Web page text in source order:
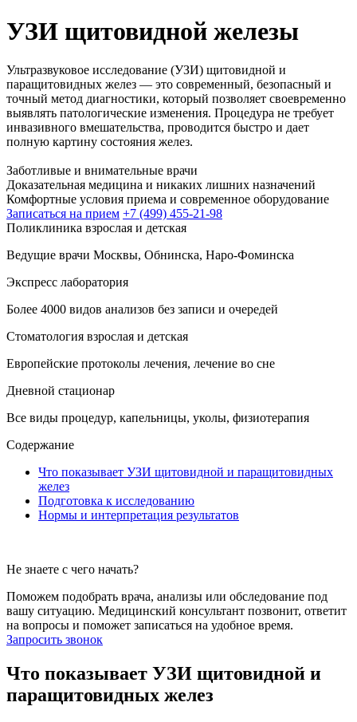
УЗИ щитовидной железы
Ультразвуковое исследование (УЗИ) щитовидной и
паращитовидных желез — это современный, безопасный и
точный метод диагностики, который позволяет своевременно
выявлять патологические изменения. Процедура не требует
инвазивного вмешательства, проводится быстро и дает
полную картину состояния желез.
Заботливые и внимательные врачи
Доказательная медицина и никаких лишних назначений
Комфортные условия приема и современное оборудование
Записаться на прием +7 (499) 455-21-98
Поликлиника взрослая и детская
Ведущие врачи Москвы, Обнинска, Наро-Фоминска
Экспресс лаборатория
Более 4000 видов анализов без записи и очередей
Стоматология взрослая и детская
Европейские протоколы лечения, лечение во сне
Дневной стационар
Все виды процедур, капельницы, уколы, физиотерапия
Содержание
Что показывает УЗИ щитовидной и паращитовидных
желез
Подготовка к исследованию
Нормы и интерпретация результатов
Не знаете с чего начать?
Поможем подобрать врача, анализы или обследование под
вашу ситуацию. Медицинский консультант позвонит, ответит
на вопросы и поможет записаться на удобное время.
Запросить звонок
Что показывает УЗИ щитовидной и
паращитовидных желез